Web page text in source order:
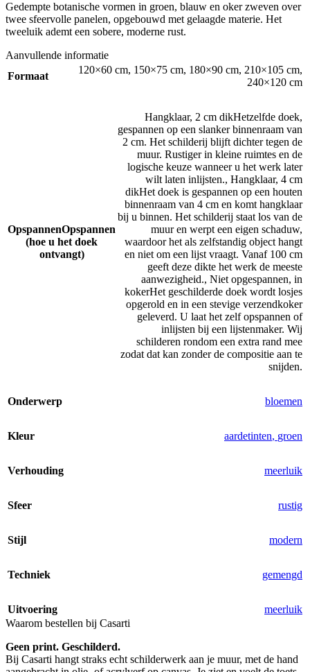
Gedempte botanische vormen in groen, blauw en oker zweven over
twee sfeervolle panelen, opgebouwd met gelaagde materie. Het
tweeluik ademt een sobere, moderne rust.
Aanvullende informatie
Formaat
120×60 cm, 150×75 cm, 180×90 cm, 210×105 cm,
240×120 cm
OpspannenOpspannen
(hoe u het doek
ontvangt)
Hangklaar, 2 cm dikHetzelfde doek,
gespannen op een slanker binnenraam van
2 cm. Het schilderij blijft dichter tegen de
muur. Rustiger in kleine ruimtes en de
logische keuze wanneer u het werk later
wilt laten inlijsten., Hangklaar, 4 cm
dikHet doek is gespannen op een houten
binnenraam van 4 cm en komt hangklaar
bij u binnen. Het schilderij staat los van de
muur en werpt een eigen schaduw,
waardoor het als zelfstandig object hangt
en niet om een lijst vraagt. Vanaf 100 cm
geeft deze dikte het werk de meeste
aanwezigheid., Niet opgespannen, in
kokerHet geschilderde doek wordt losjes
opgerold en in een stevige verzendkoker
geleverd. U laat het zelf opspannen of
inlijsten bij een lijstenmaker. Wij
schilderen rondom een extra rand mee
zodat dat kan zonder de compositie aan te
snijden.
Onderwerp bloemen
Kleur aardetinten, groen
Verhouding meerluik
Sfeer rustig
Stijl modern
Techniek gemengd
Uitvoering
meerluik
Waarom bestellen bij Casarti
Geen print. Geschilderd.
Bij Casarti hangt straks echt schilderwerk aan je muur, met de hand